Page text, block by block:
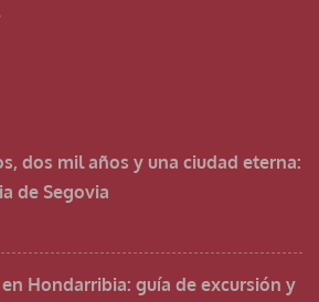
dos mil años y una ciudad eterna:
de Segovia
Hondarribia: guía de excursión y